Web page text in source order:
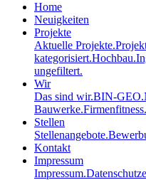
Home
Neuigkeiten
Projekte
Aktuelle Projekte.
kategorisiert.Hochbau.
ungefiltert.
Wir
Das sind wir.BIN-GEO.
Bauwerke.Firmenfitness.
Stellen
Stellenangebote.
Kontakt
Impressum
Impressum.